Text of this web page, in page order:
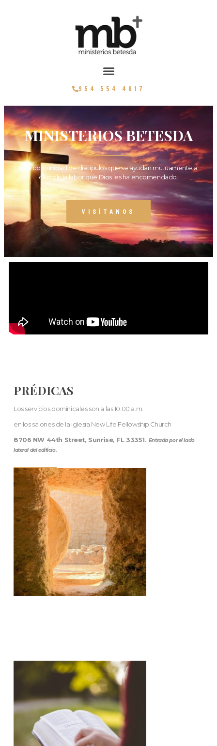
954 554 4017
MINISTERIOS BETESDA
Una comunidad de discípulos que se ayudan mutuamente a
cumplir la labor que Dios les ha encomendado.
VISÍTANOS
PRÉDICAS
Los servicios dominicales son a las 10:00 a.m.
en los salones de la iglesia New Life Fellowship Church
8706 NW 44th Street, Sunrise, FL 33351. Entrada por el lado
lateral del edificio.